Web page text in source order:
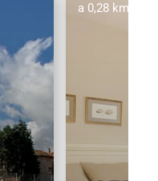
a 0,28 km